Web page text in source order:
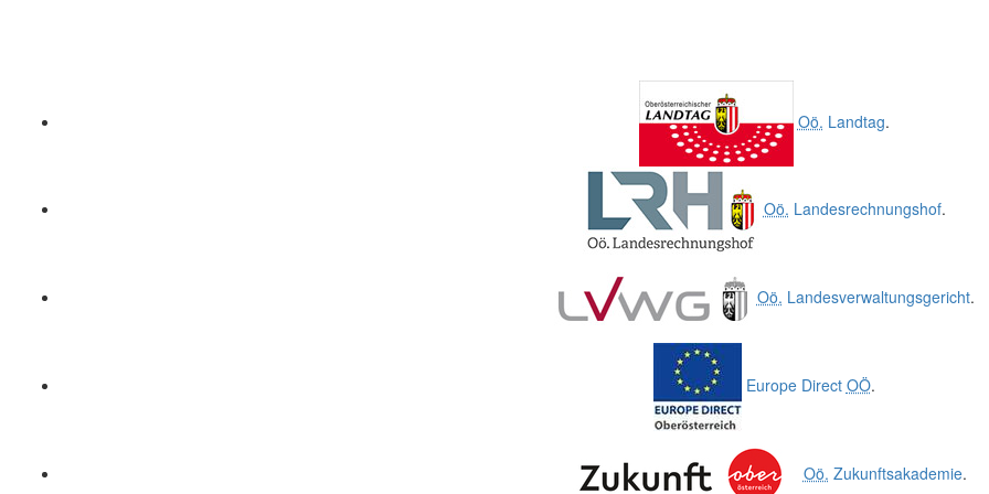
Oö. Landtag.
Oö. Landesrechnungshof.
Oö. Landesverwaltungsgericht.
Europe Direct OÖ.
Oö. Zukunftsakademie.